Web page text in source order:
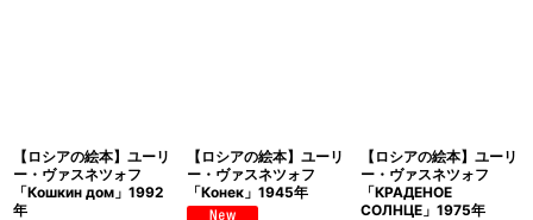
【ロシアの絵本】ユーリ
ー・ヴァスネツォフ
「Кошкин дом」1992
年
【ロシアの絵本】ユーリ
ー・ヴァスネツォフ
「Конек」1945年
【ロシアの絵本】ユーリ
ー・ヴァスネツォフ
「КРАДЕНОЕ
СОЛНЦЕ」1975年